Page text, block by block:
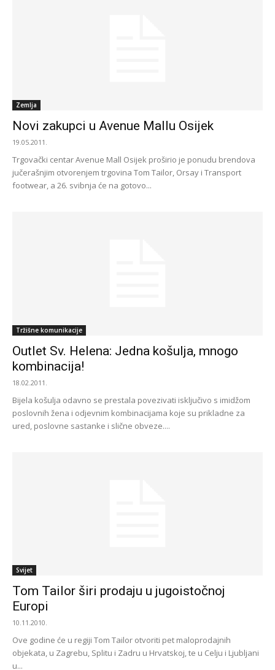
Zemlja
Novi zakupci u Avenue Mallu Osijek
19.05.2011.
Trgovački centar Avenue Mall Osijek proširio je ponudu brendova
jučerašnjim otvorenjem trgovina Tom Tailor, Orsay i Transport
footwear, a 26. svibnja će na gotovo...
Tržišne komunikacije
Outlet Sv. Helena: Jedna košulja, mnogo
kombinacija!
18.02.2011.
Bijela košulja odavno se prestala povezivati isključivo s imidžom
poslovnih žena i odjevnim kombinacijama koje su prikladne za
ured, poslovne sastanke i slične obveze....
Svijet
Tom Tailor širi prodaju u jugoistočnoj
Europi
10.11.2010.
Ove godine će u regiji Tom Tailor otvoriti pet maloprodajnih
objekata, u Zagrebu, Splitu i Zadru u Hrvatskoj, te u Celju i Ljubljani
u...